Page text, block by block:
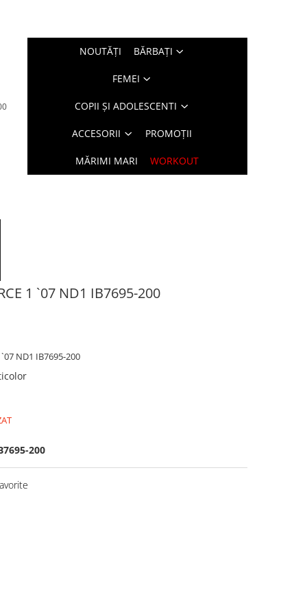
NOUTĂŢI BĂRBAŢI
FEMEI
COPII ȘI ADOLESCENTI
ACCESORII PROMOȚII
MĂRIMI MARI WORKOUT
1 `07 ND1 IB7695-200
`07 ND1 IB7695-200
200